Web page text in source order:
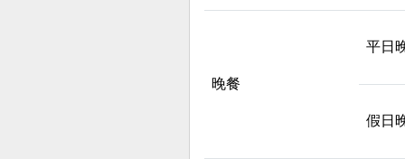
晚餐
平日
假日